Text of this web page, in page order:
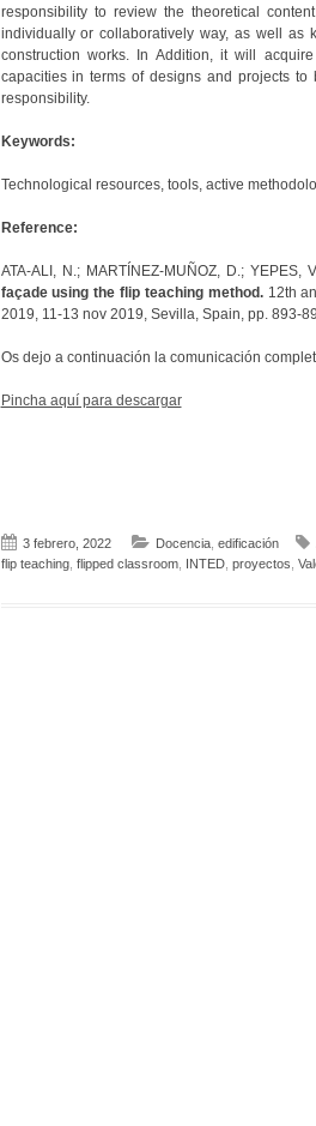
responsibility to review the theoretical
individually or collaboratively way, as well as
construction works. In Addition, it will
capacities in terms of designs and projects
responsibility.
Keywords:
Technological resources, tools, active
Reference:
ATA-ALI, N.; MARTÍNEZ-MUÑOZ, D.; YEPES,
façade using the flip teaching method.12th
2019, 11-13 nov 2019, Sevilla, Spain, pp. 893-
Os dejo a continuación la comunicación
Pincha aquí para descargar
3 febrero, 2022 Docencia, edificación
flip teaching, flipped classroom, INTED, proyectos